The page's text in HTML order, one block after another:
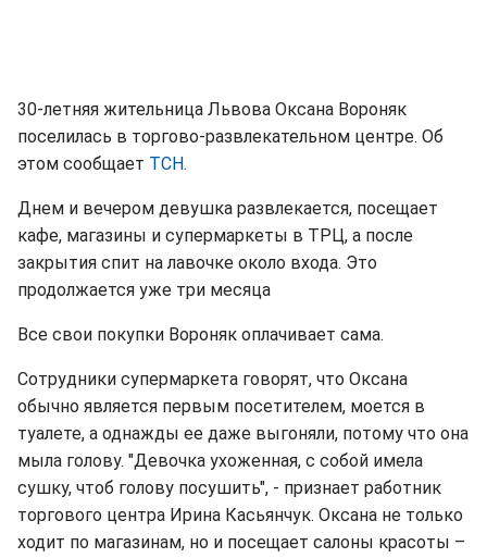
30-летняя жительница Львова Оксана Вороняк
поселилась в торгово-развлекательном центре. Об
этом сообщает ТСН.
Днем и вечером девушка развлекается, посещает
кафе, магазины и супермаркеты в ТРЦ, а после
закрытия спит на лавочке около входа. Это
продолжается уже три месяца
Все свои покупки Вороняк оплачивает сама.
Сотрудники супермаркета говорят, что Оксана
обычно является первым посетителем, моется в
туалете, а однажды ее даже выгоняли, потому что она
мыла голову. "Девочка ухоженная, с собой имела
сушку, чтоб голову посушить", - признает работник
торгового центра Ирина Касьянчук. Оксана не только
ходит по магазинам, но и посещает салоны красоты –